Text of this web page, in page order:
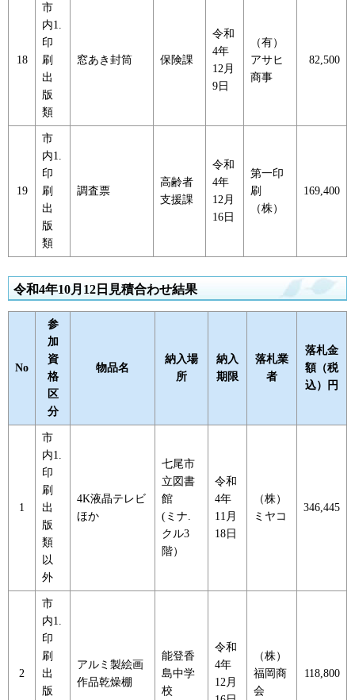
18
市
内1.
印
刷
出
版
類
窓あき封筒 保険課
令和
4年
12月
9日
（有）
アサヒ
商事
82,500
19
市
内1.
印
刷
出
版
類
調査票
高齢者
支援課
令和
4年
12月
16日
第一印
刷
（株）
169,400
令和4年10月12日見積合わせ結果
No
参
加
資
格
区
分
物品名
納入場
所
納入
期限
落札業
者
落札金
額（税
込）円
1
市
内1.
印
刷
出
版
類
以
外
4K液晶テレビ
ほか
七尾市
立図書
館
(ミナ.
クル3
階）
令和
4年
11月
18日
（株）
ミヤコ
346,445
2
市
内1.
印
刷
出
版
アルミ製絵画
作品乾燥棚
能登香
島中学
校
令和
4年
12月
（株）
福岡商
会
118,800